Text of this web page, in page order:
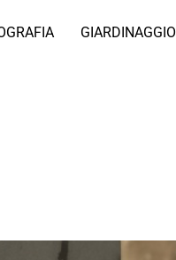
GIARDINAGGIO